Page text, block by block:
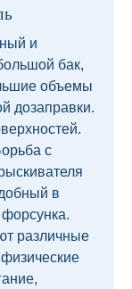
и
бак,
объемы
дозаправки.
с
в
различные